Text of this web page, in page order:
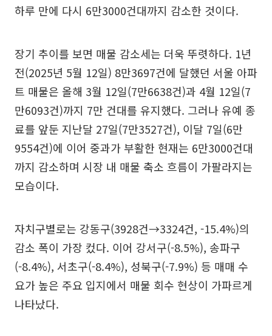
하루 만에 다시 6만3000건대까지 감소한 것이다.
장기 추이를 보면 매물 감소세는 더욱 뚜렷하다. 1년
전(2025년 5월 12일) 8만3697건에 달했던 서울 아파
트 매물은 올해 3월 12일(7만6638건)과 4월 12일(7
만6093건)까지 7만 건대를 유지했다. 그러나 유예 종
료를 앞둔 지난달 27일(7만3527건), 이달 7일(6만
9554건)에 이어 중과가 부활한 현재는 6만3000건대
까지 감소하며 시장 내 매물 축소 흐름이 가팔라지는
모습이다.
자치구별로는 강동구(3928건→3324건, -15.4%)의
감소 폭이 가장 컸다. 이어 강서구(-8.5%), 송파구
(-8.4%), 서초구(-8.4%), 성북구(-7.9%) 등 매매 수
요가 높은 주요 입지에서 매물 회수 현상이 가파르게
나타났다.